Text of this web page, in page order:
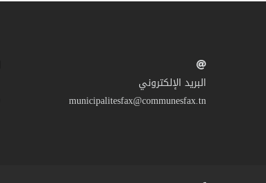
البريد الإلكتروني
municipalitesfax@communesfax.tn